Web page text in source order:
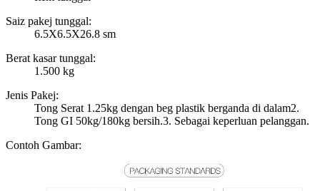
Saiz pakej tunggal:
6.5X6.5X26.8 sm
Berat kasar tunggal:
1.500 kg
Jenis Pakej:
Tong Serat 1.25kg dengan beg plastik berganda di dalam2.
Tong GI 50kg/180kg bersih.3. Sebagai keperluan pelanggan.
Contoh Gambar: